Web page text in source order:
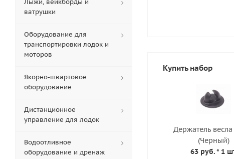
Купить набор
Держатель
(Черный)
63 руб.* 1
Лыжи, вейкборды и
ватрушки
Оборудование для
транспортировки лодок и
моторов
Якорно-швартовое
оборудование
Дистанционное
управление для лодок
Водоотливное
оборудование и дренаж